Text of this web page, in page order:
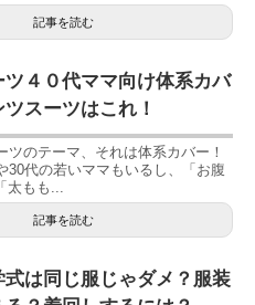
記事を読む
ツ４０代ママ向け体系カバ
スーツはこれ！
ツのテーマ、それは体系カバー！
30代の若いママもいるし、「お腹
太もも...
記事を読む
は同じ服じゃダメ？服装